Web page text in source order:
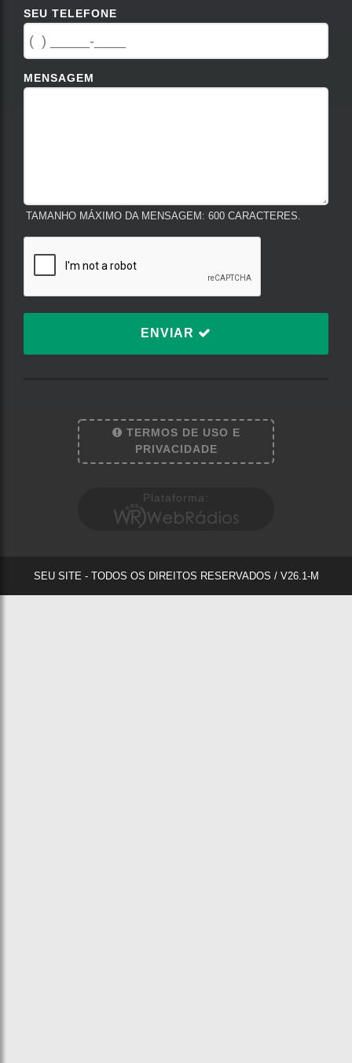
SEU TELEFONE
MENSAGEM
TAMANHO MÁXIMO DA MENSAGEM: 600 CARACTERES.
ENVIAR
TERMOS DE USO E
PRIVACIDADE
Plataforma:
SEU SITE - TODOS OS DIREITOS RESERVADOS / V26.1-M